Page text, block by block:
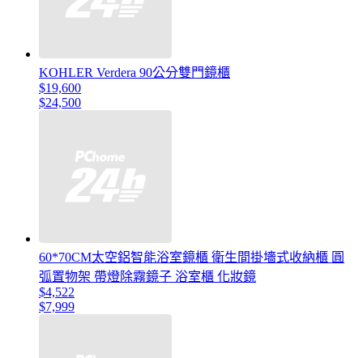
KOHLER Verdera 90公分雙門鏡櫃
$19,600
$24,500
60*70CM太空鋁智能浴室鏡櫃 衛生間掛墻式收納櫃 圓
弧置物架 帶燈除霧鏡子 浴室櫃 化妝鏡
$4,522
$7,999